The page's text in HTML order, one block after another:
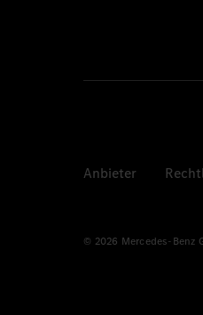
Anbieter
© 2026 Mercedes-Benz